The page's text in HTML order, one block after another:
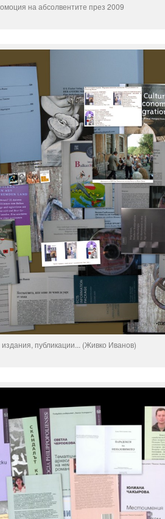
на абсолвентите през 2009
издания, публикации... (Живко Иванов)